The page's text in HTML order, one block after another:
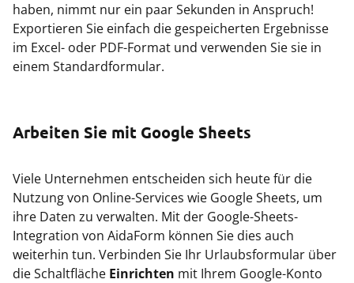
haben, nimmt nur ein paar Sekunden in Anspruch!
Exportieren Sie einfach die gespeicherten Ergebnisse
im Excel- oder PDF-Format und verwenden Sie sie in
einem Standardformular.
Arbeiten Sie mit Google Sheets
Viele Unternehmen entscheiden sich heute für die
Nutzung von Online-Services wie Google Sheets, um
ihre Daten zu verwalten. Mit der Google-Sheets-
Integration von AidaForm können Sie dies auch
weiterhin tun. Verbinden Sie Ihr Urlaubsformular über
die Schaltfläche Einrichten mit Ihrem Google-Konto